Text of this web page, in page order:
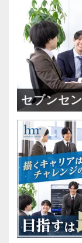
個人向け税務
(2)
ＩＴサービス
美容・サロン
不動産(2)
金融 (1)
運輸・倉庫(2)
セブンセ